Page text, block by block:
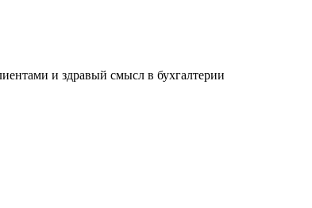
и здравый смысл в бухгалтерии